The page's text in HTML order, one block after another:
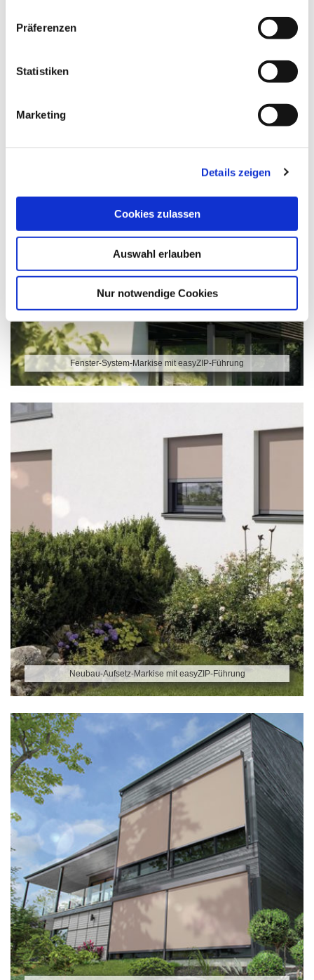
Präferenzen
Statistiken
Marketing
Details zeigen
Cookies zulassen
Auswahl erlauben
Nur notwendige Cookies
Weitere Informationen
Das könnte Sie auch interessieren
Fenster-System-Markise mit easyZIP-Führung
Neubau-Aufsetz-Markise mit easyZIP-Führung